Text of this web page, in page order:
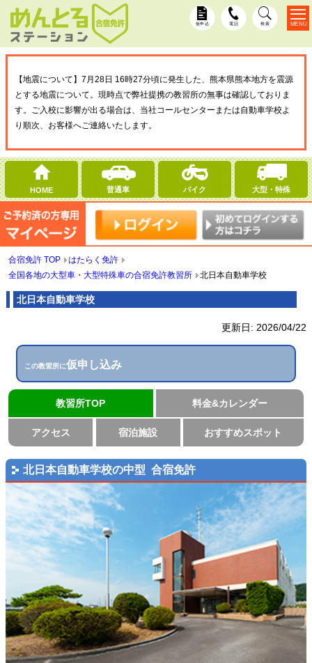
仮申込 電話 検索
【地震について】7月28日 16時27分頃に発生した、熊本県熊本地方を震源
とする地震について。現時点で弊社提携の教習所の無事は確認しておりま
す。ご入校に影響が出る場合は、当社コールセンターまたは自動車学校よ
り順次、お客様へご連絡いたします。
HOME 普通車 バイク 大型・特殊
MENU
合宿免許 TOP
はたらく免許
全国各地の大型車・大型特殊車の合宿免許教習所
北日本自動車学校
北日本自動車学校
更新日: 2026/04/22
この教習所に仮申し込み
教習所TOP 料金&カレンダー
アクセス 宿泊施設 おすすめスポット
北日本自動車学校の中型 合宿免許